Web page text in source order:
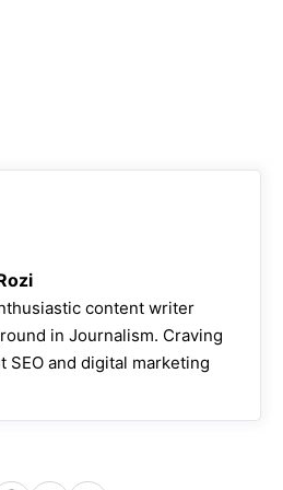
content writer
in Journalism. Craving
SEO and digital marketing